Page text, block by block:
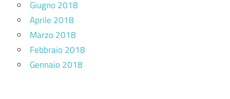
Giugno 2018
Aprile 2018
Marzo 2018
Febbraio 2018
Gennaio 2018